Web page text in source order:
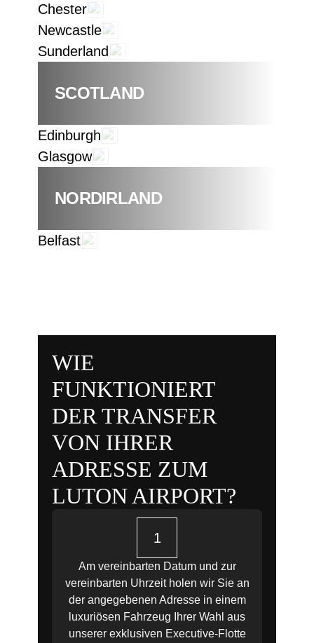
Chester
Newcastle
Sunderland
SCOTLAND
Edinburgh
Glasgow
NORDIRLAND
Belfast
WIE
FUNKTIONIERT
DER TRANSFER
VON IHRER
ADRESSE ZUM
LUTON AIRPORT?
1
Am vereinbarten Datum und zur
vereinbarten Uhrzeit holen wir Sie an
der angegebenen Adresse in einem
luxuriösen Fahrzeug Ihrer Wahl aus
unserer exklusiven Executive-Flotte